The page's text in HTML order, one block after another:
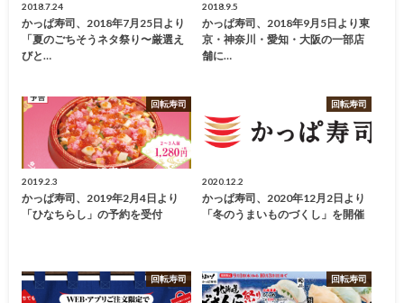
2018.7.24
かっぱ寿司、2018年7月25日より
「夏のごちそうネタ祭り〜厳選え
びと…
2018.9.5
かっぱ寿司、2018年9月5日より東
京・神奈川・愛知・大阪の一部店
舗に…
回転寿司
2019.2.3
かっぱ寿司、2019年2月4日より
「ひなちらし」の予約を受付
回転寿司
2020.12.2
かっぱ寿司、2020年12月2日より
「冬のうまいものづくし」を開催
回転寿司 回転寿司